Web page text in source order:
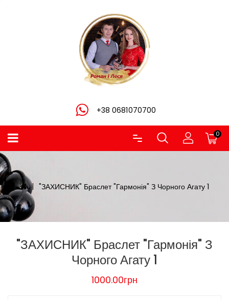
+38 0681070700
0
"ЗАХИСНИК" Браслет "Гармонія" З Чорного Агату 1
"ЗАХИСНИК" Браслет "Гармонія" З
Чорного Агату 1
1000.00грн